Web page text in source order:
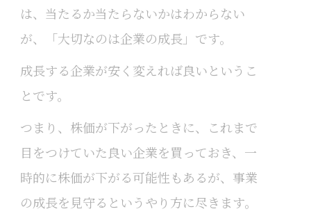
は、当たるか当たらないかはわからない
が、「大切なのは企業の成長」です。
成長する企業が安く変えれば良いというこ
とです。
つまり、株価が下がったときに、これまで
目をつけていた良い企業を買っておき、一
時的に株価が下がる可能性もあるが、事業
の成長を見守るというやり方に尽きます。